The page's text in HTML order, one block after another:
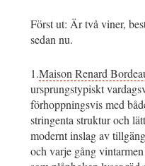
Först ut: Är två viner,
sedan nu.
1.Maison Renard
ursprungstypiskt
förhoppningsvis med
stringenta struktur och
modernt inslag av
och varje gång